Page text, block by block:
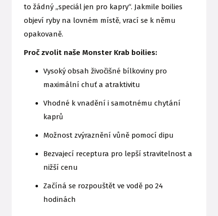
to žádný „speciál jen pro kapry“. Jakmile boilies
objeví ryby na lovném místě, vrací se k němu
opakovaně.
Proč zvolit naše Monster Krab boilies:
Vysoký obsah živočišné bílkoviny pro
maximální chuť a atraktivitu
Vhodné k vnadění i samotnému chytání
kaprů
Možnost zvýraznění vůně pomocí dipu
Bezvajecí receptura pro lepší stravitelnost a
nižší cenu
Začíná se rozpouštět ve vodě po 24
hodinách